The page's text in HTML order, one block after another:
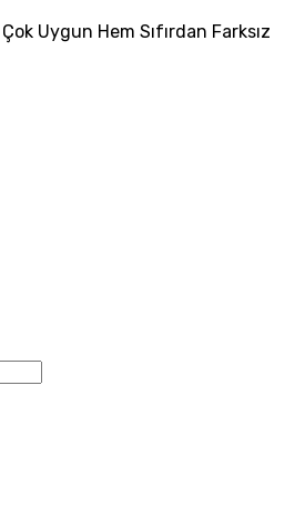
Uygun Hem Sıfırdan Farksız